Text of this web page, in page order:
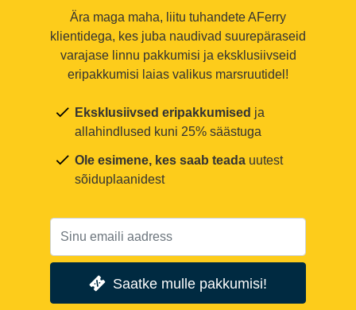
Ära maga maha, liitu tuhandete AFerry
klientidega, kes juba naudivad suurepäraseid
varajase linnu pakkumisi ja eksklusiivseid
eripakkumisi laias valikus marsruutidel!
Eksklusiivsed eripakkumised ja
allahindlused kuni 25% säästuga
Ole esimene, kes saab teada uutest
sõiduplaanidest
Saatke mulle pakkumisi!